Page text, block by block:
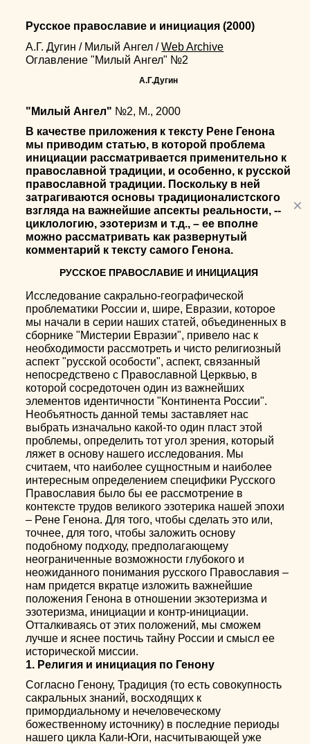
×
Русское православие и инициация (2000)
А.Г. Дугин / Милый Ангел / Web Archive
Оглавление "Милый Ангел" №2
А.Г.Дугин
"Милый Ангел" №2, М., 2000
В качестве приложения к тексту Рене Генона
мы приводим статью, в которой проблема
инициации рассматривается применительно к
православной традиции, и особенно, к русской
православной традиции. Поскольку в ней
затрагиваются основы традиционалистского
взгляда на важнейшие апсекты реальности, --
циклологию, эзотеризм и т.д., – ее вполне
можно рассматривать как развернутый
комментарий к тексту самого Генона.
РУССКОЕ ПРАВОСЛАВИЕ И ИНИЦИАЦИЯ
Исследование сакрально-географической
проблематики России и, шире, Евразии, которое
мы начали в серии наших статей, объединенных в
сборнике "Мистерии Евразии", привело нас к
необходимости рассмотреть и чисто религиозный
аспект "русской особости", аспект, связанный
непосредствено с Православной Церквью, в
которой сосредоточен один из важнейших
элементов идентичности "Континента России".
Необъятность данной темы заставляет нас
выбрать изначально какой-то один пласт этой
проблемы, определить тот угол зрения, который
ляжет в основу нашего исследования. Мы
считаем, что наиболее сущностным и наиболее
интересным определением специфики Русского
Православия было бы ее рассмотрение в
контексте трудов великого эзотерика нашей эпохи
– Рене Генона. Для того, чтобы сделать это или,
точнее, для того, чтобы заложить основу
подобному подходу, предполагающему
неограниченные возможности глубокого и
неожиданного понимания русского Православия –
нам придется вкратце изложить важнейшие
положения Генона в отношении экзотеризма и
эзотеризма, инициации и контр-инициации.
Отталкиваясь от этих положений, мы сможем
лучше и яснее постичь тайну России и смысл ее
исторической миссии.
1. Религия и инициация по Генону
Согласно Генону, Традиция (то есть совокупность
сакральных знаний, восходящих к
примордиальному и нечеловеческому
божественному источнику) в последние периоды
нашего цикла Кали-Юги, насчитывающей уже